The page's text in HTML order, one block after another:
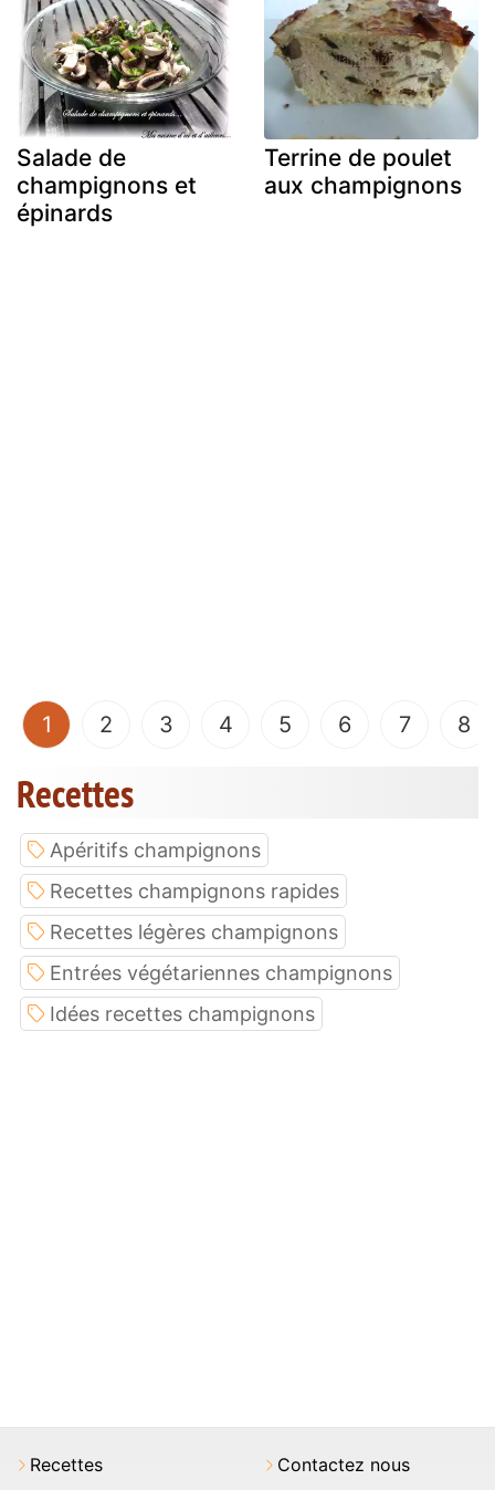
Salade de
champignons et
épinards
Terrine de poulet
aux champignons
1 (current)
2 3 4 5 6 7 8
Recettes
Apéritifs champignons
Recettes champignons rapides
Recettes légères champignons
Entrées végétariennes champignons
Idées recettes champignons
Recettes Contactez nous